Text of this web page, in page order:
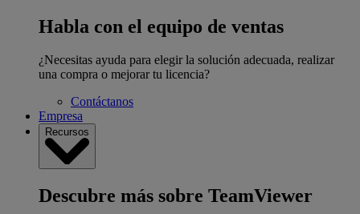
Habla con el equipo de ventas
¿Necesitas ayuda para elegir la solución adecuada, realizar
una compra o mejorar tu licencia?
Contáctanos
Empresa
Recursos
Descubre más sobre TeamViewer